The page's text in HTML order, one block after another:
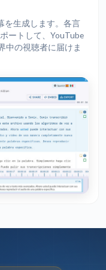
を生成します。各言
ートして、YouTube
中の視聴者に届けま